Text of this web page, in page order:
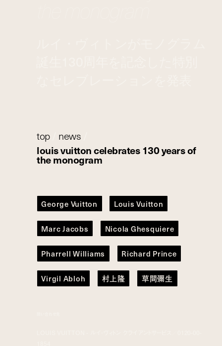
top/ news
louis vuitton celebrates 130 years of
the monogram
George Vuitton Louis Vuitton
Marc Jacobs Nicola Ghesquiere
Pharrell Williams Richard Prince
Virgil Abloh 村上隆 草間彌生